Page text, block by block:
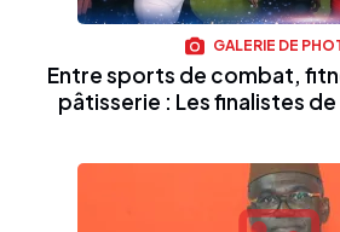
GALERIE DE
Entre sports de combat,
pâtisserie : Les finalistes de